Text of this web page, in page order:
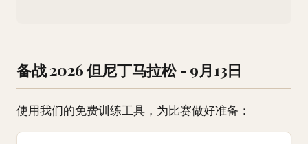
备战 2026 但尼丁马拉松 - 9月13日
使用我们的免费训练工具，为比赛做好准备：